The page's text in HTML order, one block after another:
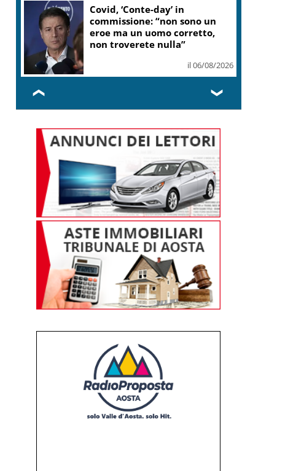
Covid, ‘Conte-day’ in
commissione: “non sono un
eroe ma un uomo corretto,
non troverete nulla”
il 06/08/2026
❮ ❯